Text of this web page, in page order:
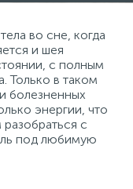
во сне, когда
и шея
с полным
Только в таком
болезненных
энергии, что
с
под любимую